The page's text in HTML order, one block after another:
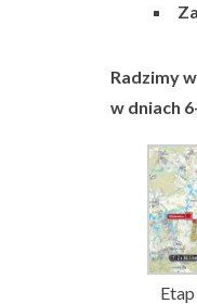
Radzimy
w dniach